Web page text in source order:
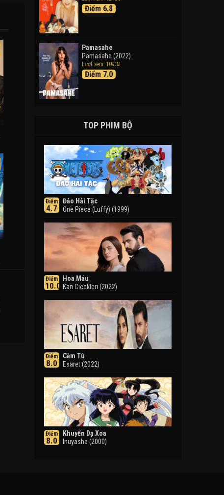
Điểm 6.8
Pamasahe
Pamasahe (2022)
Lượt xem: 10932
Điểm 7.0
TOP PHIM BỘ
Điểm
4.7
Đảo Hải Tặc
One Piece (Luffy) (1999)
Điểm
10.0
Hoa Máu
Kan Cicekleri (2022)
Điểm
8.0
Cầm Tù
Esaret (2022)
Điểm
8.0
Khuyển Dạ Xoa
Inuyasha (2000)